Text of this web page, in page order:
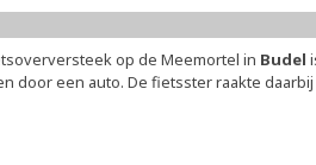
op de Meemortel in Budel
door een auto. De fietsster raakte